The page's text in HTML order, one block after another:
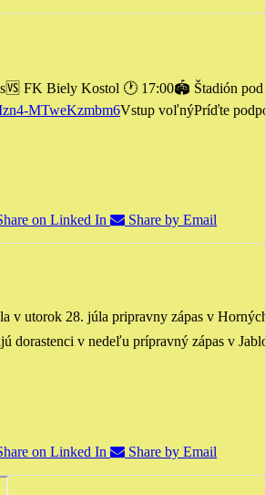
🆚 FK Biely Kostol 🕐 17:00🏟 Štadión pod
MTweKzmbm6Vstup voľnýPríďte
on Linked In Share by Email
28. júla pripravny zápas v
dorastenci v nedeľu prípravný zápas v
on Linked In Share by Email